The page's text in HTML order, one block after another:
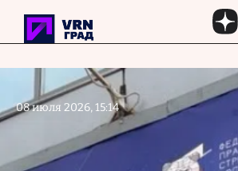
Перейти к основному содержанию
08 июля 2026, 15:14